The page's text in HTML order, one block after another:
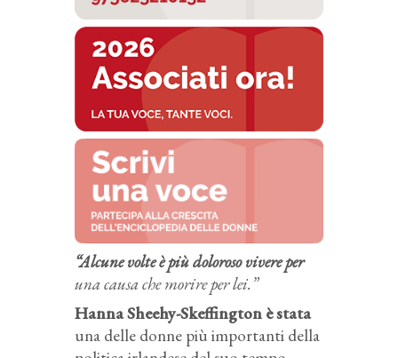
“Alcune volte è più doloroso vivere per
una causa che morire per lei.”
Hanna Sheehy-Skeffington è stata
una delle donne più importanti della